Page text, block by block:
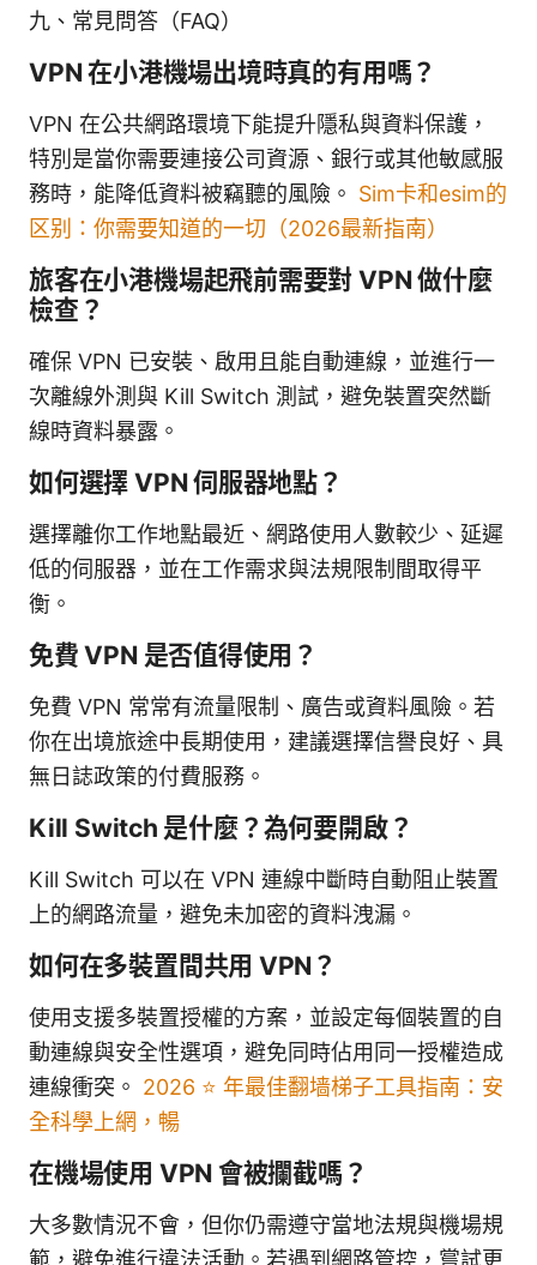
九、常見問答（FAQ）
VPN 在小港機場出境時真的有用嗎？
VPN 在公共網路環境下能提升隱私與資料保護，
特別是當你需要連接公司資源、銀行或其他敏感服
務時，能降低資料被竊聽的風險。 Sim卡和esim的
区别：你需要知道的一切（2026最新指南）
旅客在小港機場起飛前需要對 VPN 做什麼
檢查？
確保 VPN 已安裝、啟用且能自動連線，並進行一
次離線外測與 Kill Switch 測試，避免裝置突然斷
線時資料暴露。
如何選擇 VPN 伺服器地點？
選擇離你工作地點最近、網路使用人數較少、延遲
低的伺服器，並在工作需求與法規限制間取得平
衡。
免費 VPN 是否值得使用？
免費 VPN 常常有流量限制、廣告或資料風險。若
你在出境旅途中長期使用，建議選擇信譽良好、具
無日誌政策的付費服務。
Kill Switch 是什麼？為何要開啟？
Kill Switch 可以在 VPN 連線中斷時自動阻止裝置
上的網路流量，避免未加密的資料洩漏。
如何在多裝置間共用 VPN？
使用支援多裝置授權的方案，並設定每個裝置的自
動連線與安全性選項，避免同時佔用同一授權造成
連線衝突。 2026 ⭐ 年最佳翻墙梯子工具指南：安
全科學上網，暢
在機場使用 VPN 會被攔截嗎？
大多數情況不會，但你仍需遵守當地法規與機場規
範，避免進行違法活動。若遇到網路管控，嘗試更